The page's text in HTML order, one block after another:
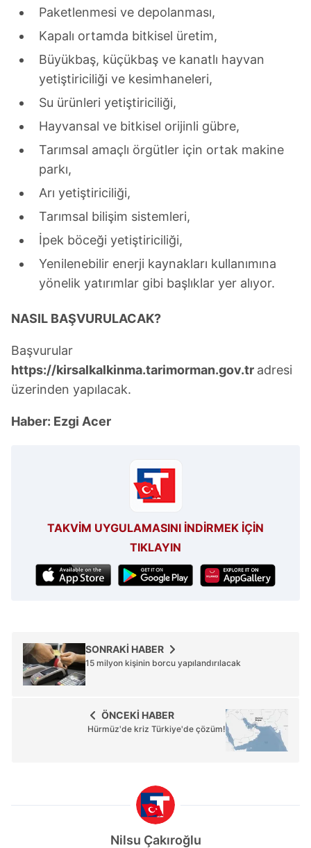
Paketlenmesi ve depolanması,
Kapalı ortamda bitkisel üretim,
Büyükbaş, küçükbaş ve kanatlı hayvan
yetiştiriciliği ve kesimhaneleri,
Su ürünleri yetiştiriciliği,
Hayvansal ve bitkisel orijinli gübre,
Tarımsal amaçlı örgütler için ortak makine
parkı,
Arı yetiştiriciliği,
Tarımsal bilişim sistemleri,
İpek böceği yetiştiriciliği,
Yenilenebilir enerji kaynakları kullanımına
yönelik yatırımlar gibi başlıklar yer alıyor.
NASIL BAŞVURULACAK?
Başvurular
https://kirsalkalkinma.tarimorman.gov.tr adresi
üzerinden yapılacak.
Haber: Ezgi Acer
TAKVİM UYGULAMASINI İNDİRMEK İÇİN
TIKLAYIN
SONRAKİ HABER
15 milyon kişinin borcu yapılandırılacak
ÖNCEKİ HABER
Hürmüz'de kriz Türkiye'de çözüm!
Nilsu Çakıroğlu